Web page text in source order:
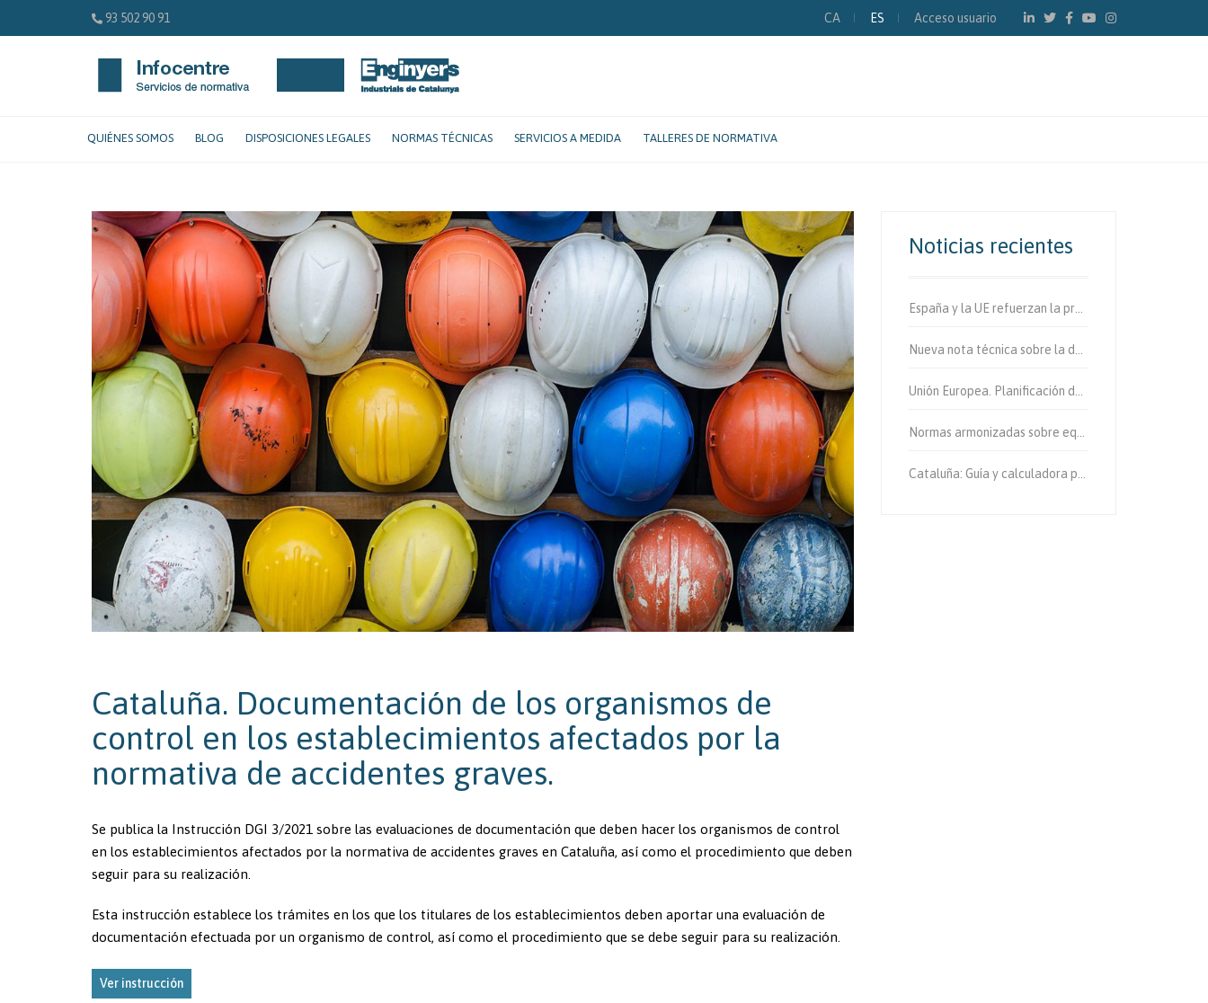
93 502 90 91 CA ES Acceso usuario
QUIÉNES SOMOS BLOG DISPOSICIONES LEGALES NORMAS TÉCNICAS SERVICIOS A MEDIDA TALLERES DE NORMATIVA
Cataluña. Documentación de los organismos de
control en los establecimientos afectados por la
normativa de accidentes graves.
Se publica la Instrucción DGI 3/2021 sobre las evaluaciones de documentación que deben hacer los organismos de control
en los establecimientos afectados por la normativa de accidentes graves en Cataluña, así como el procedimiento que deben
seguir para su realización.
Esta instrucción establece los trámites en los que los titulares de los establecimientos deben aportar una evaluación de
documentación efectuada por un organismo de control, así como el procedimiento que se debe seguir para su realización.
Ver instrucción
Noticias recientes
España y la UE refuerzan la protección de los usuarios vulnerables de la vía.